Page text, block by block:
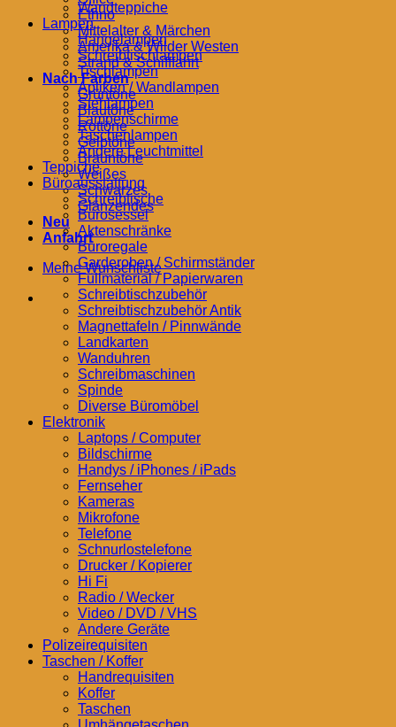
Ethno
Mittelalter & Märchen
Amerika & Wilder Westen
Strand & Schifffahrt
Nach Farben
Grüntöne
Blautöne
Rottöne
Gelbtöne
Brauntöne
Weißes
Schwarzes
Glänzendes
Neu
Anfahrt
Meine Wunschliste
Wandteppiche
Lampen
Hängelampen
Schreibtischlampen
Tischlampen
Apliken / Wandlampen
Stehlampen
Lampenschirme
Taschenlampen
Andere Leuchtmittel
Teppiche
Büroausstattung
Schreibtische
Bürosessel
Aktenschränke
Büroregale
Garderoben / Schirmständer
Füllmaterial / Papierwaren
Schreibtischzubehör
Schreibtischzubehör Antik
Magnettafeln / Pinnwände
Landkarten
Wanduhren
Schreibmaschinen
Spinde
Diverse Büromöbel
Elektronik
Laptops / Computer
Bildschirme
Handys / iPhones / iPads
Fernseher
Kameras
Mikrofone
Telefone
Schnurlostelefone
Drucker / Kopierer
Hi Fi
Radio / Wecker
Video / DVD / VHS
Andere Geräte
Polizeirequisiten
Taschen / Koffer
Handrequisiten
Koffer
Taschen